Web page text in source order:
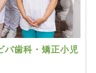
歯科・矯正小児